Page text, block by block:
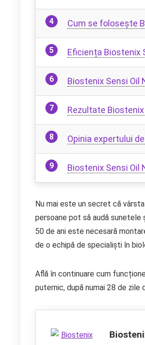
Cum se folosește
Eficiența Biostenix
Biostenix Sensi Oil
Rezultate
Opinia expertului
Biostenix Sensi Oil
Nu mai este un secret că
persoane pot să audă
50 de ani este necesară
de o echipă de specialiști în
Află în continuare cum
puternic, după numai 28 de